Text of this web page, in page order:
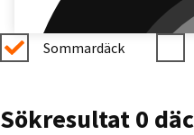
Sommardäck
Sökresultat 0